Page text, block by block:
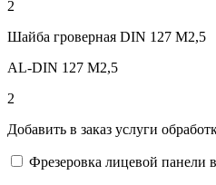
2
Шайба гроверная DIN 127 М2,5
AL-DIN 127 M2,5
2
Добавить в заказ услуги
Фрезеровка лицевой панели